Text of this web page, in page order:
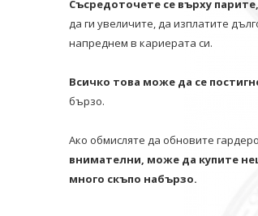
Съсредоточете се върху парите,
да ги увеличите, да изплатите
напреднем в кариерата си.
Всичко това може да се
бързо.
Ако обмисляте да обновите
внимателни, може да купите
много скъпо набързо.